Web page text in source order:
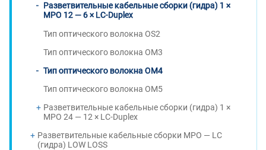
Разветвительные кабельные сборки (гидра) 1 ×
MPO 12 — 6 × LC-Duplex
Тип оптического волокна OS2
Тип оптического волокна OM3
Тип оптического волокна OM4
Тип оптического волокна OM5
Разветвительные кабельные сборки (гидра) 1 ×
MPO 24 — 12 × LC-Duplex
Разветвительные кабельные сборки MPO — LC
(гидра) LOW LOSS